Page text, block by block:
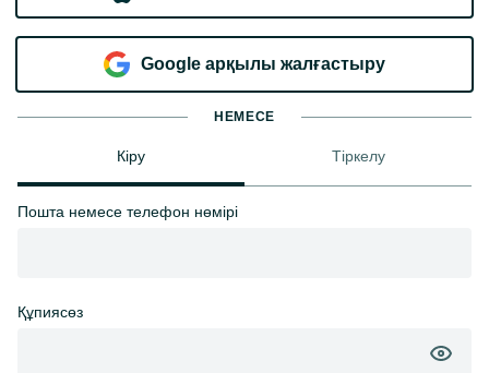
Google арқылы жалғастыру
НЕМЕСЕ
Кіру Тіркелу
Пошта немесе телефон нөмірі
Құпиясөз